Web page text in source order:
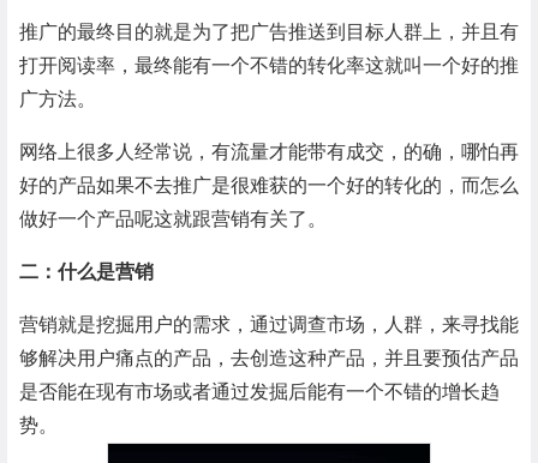
推广的最终目的就是为了把广告推送到目标人群上，并且有
打开阅读率，最终能有一个不错的转化率这就叫一个好的推
广方法。
网络上很多人经常说，有流量才能带有成交，的确，哪怕再
好的产品如果不去推广是很难获的一个好的转化的，而怎么
做好一个产品呢这就跟营销有关了。
二：什么是营销
营销就是挖掘用户的需求，通过调查市场，人群，来寻找能
够解决用户痛点的产品，去创造这种产品，并且要预估产品
是否能在现有市场或者通过发掘后能有一个不错的增长趋
势。